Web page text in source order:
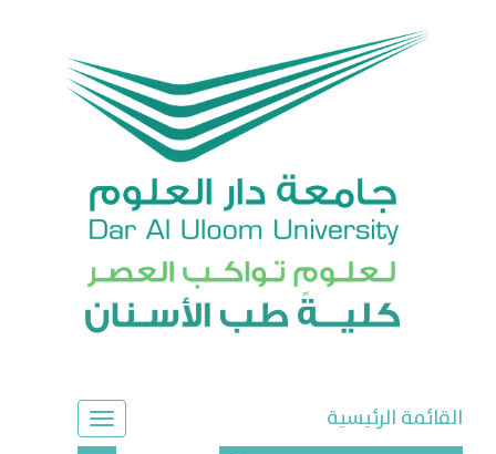
القائمة الرئيسية